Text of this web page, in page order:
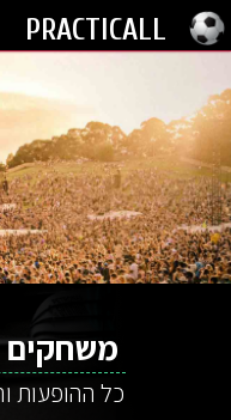
PRACTICALL
משחקים
כל ההופעות